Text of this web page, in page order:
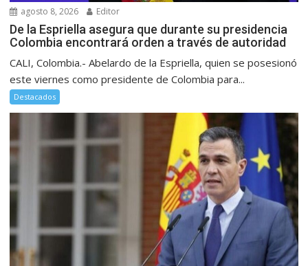
agosto 8, 2026 Editor
De la Espriella asegura que durante su presidencia
Colombia encontrará orden a través de autoridad
CALI, Colombia.- Abelardo de la Espriella, quien se posesionó
este viernes como presidente de Colombia para...
Destacados